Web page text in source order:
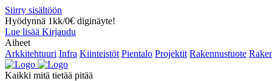
Siirry sisältöön
Hyödynnä 1kk/0€ diginäyte!
Lue lisää Kirjaudu
Aiheet
Arkkitehtuuri Infra Kiinteistöt Pientalo Projektit Rakennustuote
Kaikki mitä tietää pitää